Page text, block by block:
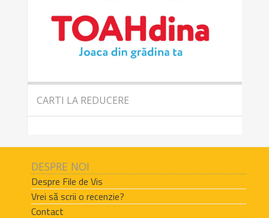
CARTI LA REDUCERE
DESPRE NOI
Despre File de Vis
Vrei să scrii o recenzie?
Contact